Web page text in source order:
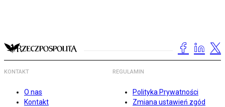
KONTAKT
O nas
Kontakt
REGULAMIN
Polityka Prywatności
Zmiana ustawień zgód